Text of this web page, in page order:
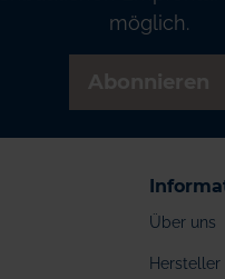
möglich.
Über uns
Hersteller